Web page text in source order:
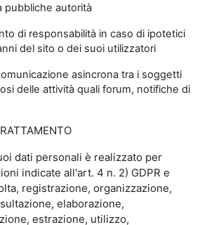
pubbliche autorità
di responsabilità in caso di ipotetici
del sito o dei suoi utilizzatori
asincrona tra i soggetti
delle attività quali forum, notifiche di
dati personali è realizzato per
indicate all'art. 4 n. 2) GDPR e
registrazione, organizzazione,
elaborazione,
estrazione, utilizzo,